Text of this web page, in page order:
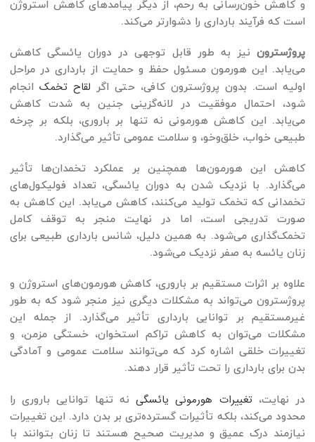
و کاهش خون‌رسانی به رحم، از دیگر پیامدهای کاهش استروژن
است که فرآیند بارداری را دشوارتر می‌کند.
پروژسترون نیز به طور قابل توجهی در دوران یائسگی کاهش
می‌یابد. این هورمون مسئول حفظ و حمایت از بارداری در مراحل
اولیه است. بدون پروژسترون کافی، حتی اگر لقاح تخمک انجام
شود، احتمال موفقیت در لانه‌گزینی جنین به شدت کاهش
می‌یابد. این کاهش هورمونی نه تنها بر باروری، بلکه بر چرخه
طبیعی خواب، خلق‌وخو، و سلامت عمومی تأثیر می‌گذارد.
کاهش این هورمون‌ها همچنین بر عملکرد تخمدان‌ها تأثیر
می‌گذارد. با نزدیک شدن به دوران یائسگی، تعداد فولیکول‌های
تخمدانی که تخمک تولید می‌کنند، کاهش می‌یابد. این کاهش به
صورت تدریجی است، اما در نهایت منجر به توقف کامل
تخمک‌گذاری می‌شود. به همین دلیل، شانس بارداری طبیعی برای
زنان یائسه به صفر نزدیک می‌شود.
علاوه بر اثرات مستقیم بر باروری، کاهش هورمون‌های استروژن و
پروژسترون می‌تواند به مشکلات دیگری نیز منجر شود که به طور
غیرمستقیم بر توانایی بارداری تأثیر می‌گذارد. از جمله این
مشکلات می‌توان به کاهش تراکم استخوان، خستگی مزمن، و
تغییرات خلقی اشاره کرد که می‌توانند سلامت عمومی و آمادگی
بدن برای بارداری را تحت تأثیر قرار دهند.
در نهایت،تغییرات هورمونی یائسگینه تنها توانایی باروری را
محدود می‌کند، بلکه تأثیرات گسترده‌تری بر بدن دارد. این تغییرات
نیازمند درک عمیق و مدیریت صحیح هستند تا زنان بتوانند با